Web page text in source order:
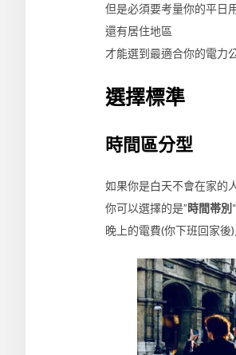
但是必須要考量你的平日
還有居住地區
才能選到最適合你的電力
選擇標準
時間區分型
如果你是白天不會在家的
你可以選擇的是”時間帯別
晚上的電費(你下班回家後